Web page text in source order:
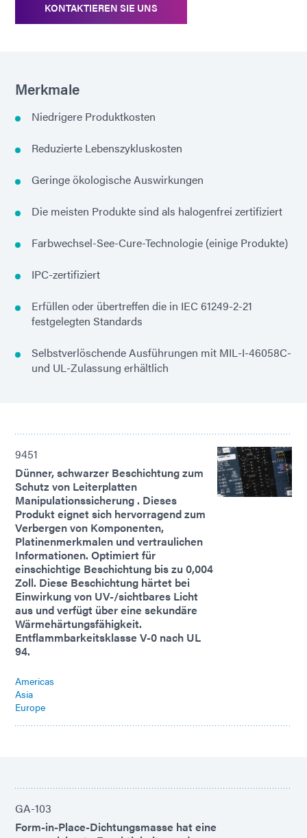
KONTAKTIEREN SIE UNS
Merkmale
Niedrigere Produktkosten
Reduzierte Lebenszykluskosten
Geringe ökologische Auswirkungen
Die meisten Produkte sind als halogenfrei zertifiziert
Farbwechsel-See-Cure-Technologie (einige Produkte)
IPC-zertifiziert
Erfüllen oder übertreffen die in IEC 61249-2-21
festgelegten Standards
Selbstverlöschende Ausführungen mit MIL-I-46058C-
und UL-Zulassung erhältlich
9451
Dünner, schwarzer Beschichtung zum
Schutz von Leiterplatten
Manipulationssicherung . Dieses
Produkt eignet sich hervorragend zum
Verbergen von Komponenten,
Platinenmerkmalen und vertraulichen
Informationen. Optimiert für
einschichtige Beschichtung bis zu 0,004
Zoll. Diese Beschichtung härtet bei
Einwirkung von UV-/sichtbares Licht
aus und verfügt über eine sekundäre
Wärmehärtungsfähigkeit.
Entflammbarkeitsklasse V-0 nach UL
94.
Americas
Asia
Europe
GA-103
Form-in-Place-Dichtungsmasse hat eine